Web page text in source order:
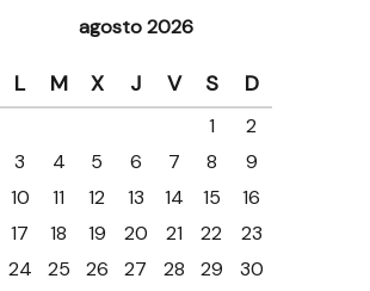
agosto 2026
L M X J V S D
1
2
3
4 5 6 7 8
9
10
11 12 13 14 15
16
17
18 19 20 21 22
23
24
25 26 27 28 29
30